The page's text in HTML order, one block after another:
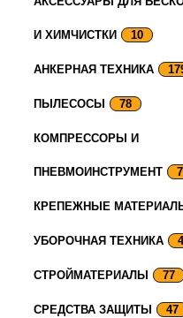
И ХИМЧИСТКИ 10
АНКЕРНАЯ ТЕХНИКА
ПЫЛЕСОСЫ 78
КОМПРЕССОРЫ И
ПНЕВМОИНСТРУМЕНТ
КРЕПЕЖНЫЕ
УБОРОЧНАЯ ТЕХНИКА
СТРОЙМАТЕРИАЛЫ 77
СРЕДСТВА ЗАЩИТЫ 47